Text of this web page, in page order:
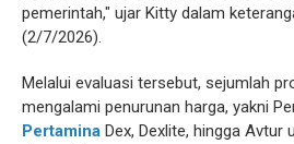
pemerintah," ujar Kitty dalam
(2/7/2026).
Melalui evaluasi tersebut, sejumlah
mengalami penurunan harga, yakni
Pertamina Dex, Dexlite, hingga Avtur